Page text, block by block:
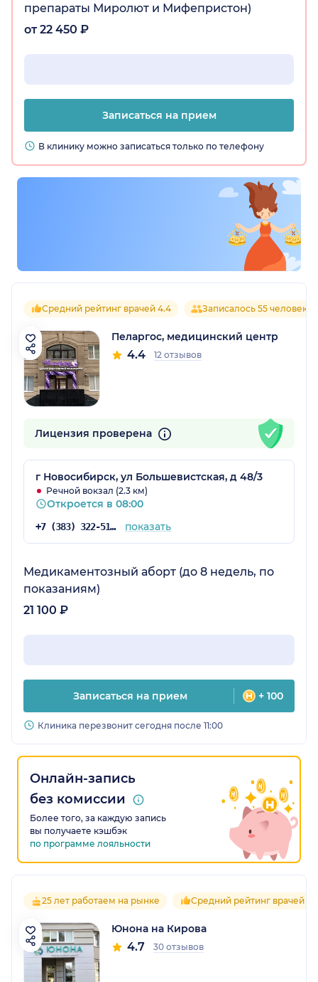
препараты Миролют и Мифепристон)
от 22 450 ₽
Записаться на прием
В клинику можно записаться только по телефону
Средний рейтинг врачей 4.4 Записалось 55 человек
Пеларгос, медицинский центр
4.4 12 отзывов
Лицензия проверена
г Новосибирск, ул Большевистская, д 48/3
Речной вокзал (2.3 км)
Откроется в 08:00
+7 (383) 322-51-76 показать
Медикаментозный аборт (до 8 недель, по
показаниям)
21 100 ₽
Записаться на прием + 100
Клиника перезвонит сегодня после 11:00
Онлайн-запись
без комиссии
Более того, за каждую запись
вы получаете кэшбэк
по программе лояльности
25 лет работаем на рынке Средний рейтинг врачей
Юнона на Кирова
4.7 30 отзывов